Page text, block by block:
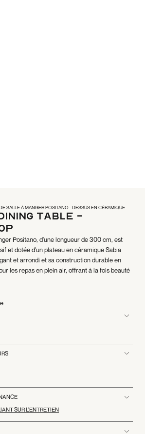
SALLE À MANGER POSITANO - DESSUS EN CÉRAMIQUE
Table -
Positano, d'une longueur de 300 cm, est
et dotée d'un plateau en céramique Sabia
et arrondi et sa construction durable en
les repas en plein air, offrant à la fois beauté
SUR L'ENTRETIEN